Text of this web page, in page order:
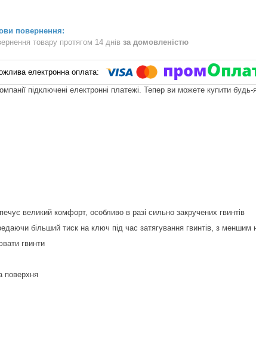
товару протягом 14 днів за домовленістю
підключені електронні платежі. Тепер ви можете купити
великий комфорт, особливо в разі сильно закручених гвинтів
більший тиск на ключ під час затягування гвинтів, з
гвинти
поверхня